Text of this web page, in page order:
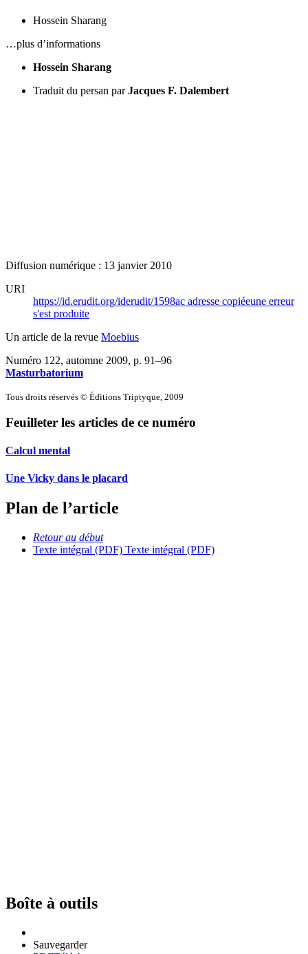
Hossein Sharang
…plus d’informations
Hossein Sharang
Traduit du persan par Jacques F. Dalembert
Diffusion numérique : 13 janvier 2010
URI
https://id.erudit.org/iderudit/1598ac adresse copiéeune erreur
s'est produite
Un article de la revue Moebius
Numéro 122, automne 2009, p. 91–96
Masturbatorium
Tous droits réservés © Éditions Triptyque, 2009
Feuilleter les articles de ce numéro
Calcul mental
Une Vicky dans le placard
Plan de l’article
Retour au début
Texte intégral (PDF) Texte intégral (PDF)
Boîte à outils
Sauvegarder